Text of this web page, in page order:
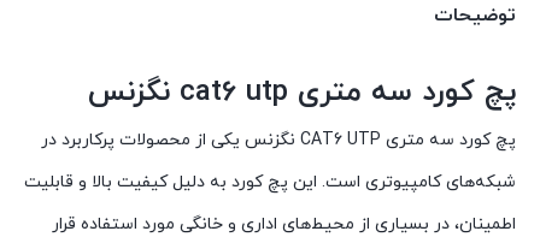
توضیحات
پچ کورد سه متری cat6 utp نگزنس
پچ کورد سه متری CAT6 UTP نگزنس یکی از محصولات پرکاربرد در
شبکه‌های کامپیوتری است. این پچ کورد به دلیل کیفیت بالا و قابلیت
اطمینان، در بسیاری از محیط‌های اداری و خانگی مورد استفاده قرار